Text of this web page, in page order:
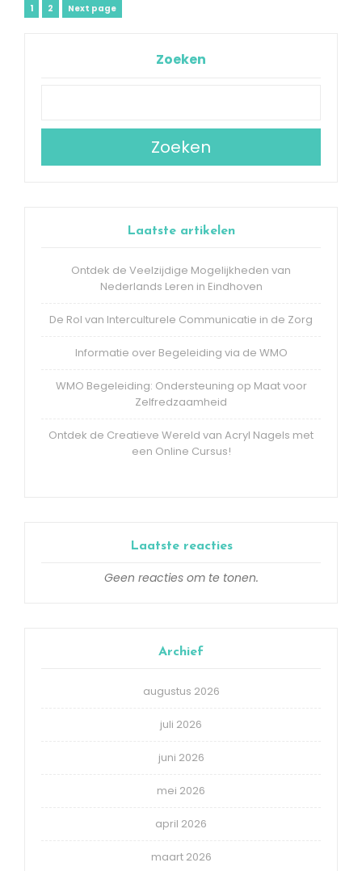
Berichtnavigatie
Page
1 Page
2 Next page
Zoeken
Zoeken
Laatste artikelen
Ontdek de Veelzijdige Mogelijkheden van
Nederlands Leren in Eindhoven
De Rol van Interculturele Communicatie in de Zorg
Informatie over Begeleiding via de WMO
WMO Begeleiding: Ondersteuning op Maat voor
Zelfredzaamheid
Ontdek de Creatieve Wereld van Acryl Nagels met
een Online Cursus!
Laatste reacties
Geen reacties om te tonen.
Archief
augustus 2026
juli 2026
juni 2026
mei 2026
april 2026
maart 2026